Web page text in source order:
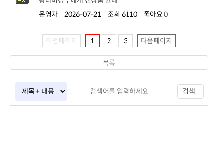
운영자
2026-07-21 조회 6110 좋아요 0
이전페이지 1 2 3 다음페이지
검색
목록